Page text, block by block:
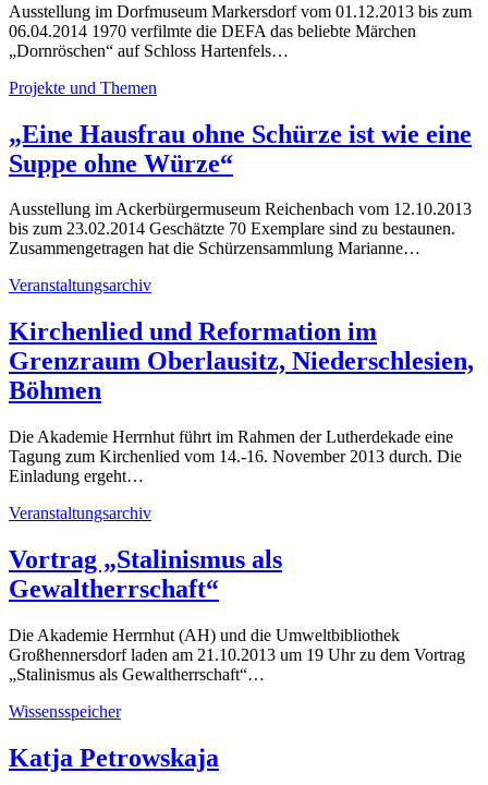
Ausstellung im Dorfmuseum Markersdorf vom 01.12.2013 bis zum
06.04.2014 1970 verfilmte die DEFA das beliebte Märchen
„Dornröschen“ auf Schloss Hartenfels…
Projekte und Themen
„Eine Hausfrau ohne Schürze ist wie eine
Suppe ohne Würze“
Ausstellung im Ackerbürgermuseum Reichenbach vom 12.10.2013
bis zum 23.02.2014 Geschätzte 70 Exemplare sind zu bestaunen.
Zusammengetragen hat die Schürzensammlung Marianne…
Veranstaltungsarchiv
Kirchenlied und Reformation im
Grenzraum Oberlausitz, Niederschlesien,
Böhmen
Die Akademie Herrnhut führt im Rahmen der Lutherdekade eine
Tagung zum Kirchenlied vom 14.-16. November 2013 durch. Die
Einladung ergeht…
Veranstaltungsarchiv
Vortrag „Stalinismus als
Gewaltherrschaft“
Die Akademie Herrnhut (AH) und die Umweltbibliothek
Großhennersdorf laden am 21.10.2013 um 19 Uhr zu dem Vortrag
„Stalinismus als Gewaltherrschaft“…
Wissensspeicher
Katja Petrowskaja